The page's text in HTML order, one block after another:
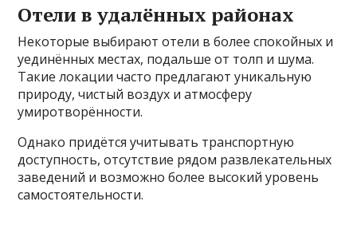
Отели в удалённых районах
Некоторые выбирают отели в более спокойных и
уединённых местах, подальше от толп и шума.
Такие локации часто предлагают уникальную
природу, чистый воздух и атмосферу
умиротворённости.
Однако придётся учитывать транспортную
доступность, отсутствие рядом развлекательных
заведений и возможно более высокий уровень
самостоятельности.